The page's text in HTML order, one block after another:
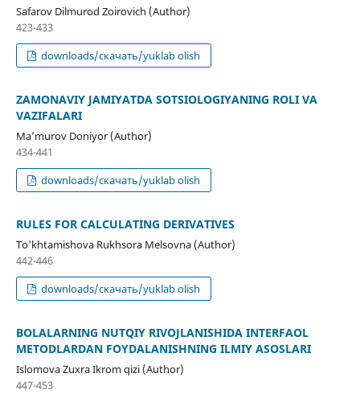
Safarov Dilmurod Zoirovich (Author)
423-433
downloads/скачать/yuklab olish
ZAMONAVIY JAMIYATDA SOTSIOLOGIYANING ROLI VA
VAZIFALARI
Ma’murov Doniyor (Author)
434-441
downloads/скачать/yuklab olish
RULES FOR CALCULATING DERIVATIVES
To'khtamishova Rukhsora Melsovna (Author)
442-446
downloads/скачать/yuklab olish
BOLALARNING NUTQIY RIVOJLANISHIDA INTERFAOL
METODLARDAN FOYDALANISHNING ILMIY ASOSLARI
Islomova Zuxra Ikrom qizi (Author)
447-453